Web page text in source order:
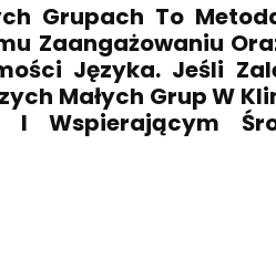
Grupach To
Zaangażowaniu
Języka. Jeśli
Małych Grup W
Wspierającym